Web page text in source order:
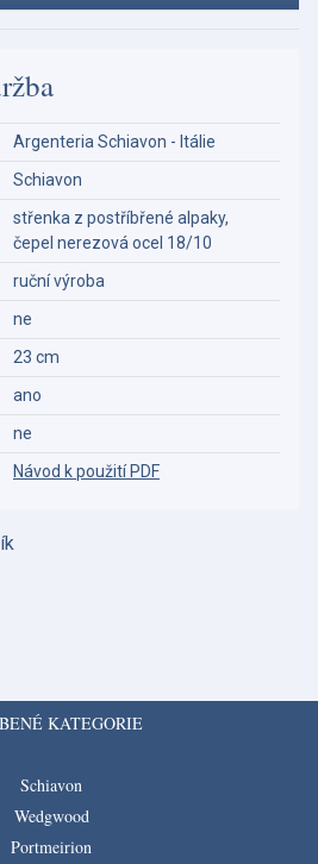
Argenteria Schiavon - Itálie
Schiavon
střenka z postříbřené alpaky,
čepel nerezová ocel 18/10
ruční výroba
ne
23 cm
ano
ne
Návod k použití PDF
KATEGORIE
Schiavon
Wedgwood
Portmeirion